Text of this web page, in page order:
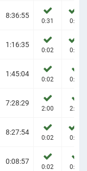
8:36:55
0:31 0:46
1:16:35
0:02 0:05
1:45:04
0:02 0:15
7:28:29
2:00 2:04
8:27:54
0:02 0:22
0:08:57
0:02 0:06